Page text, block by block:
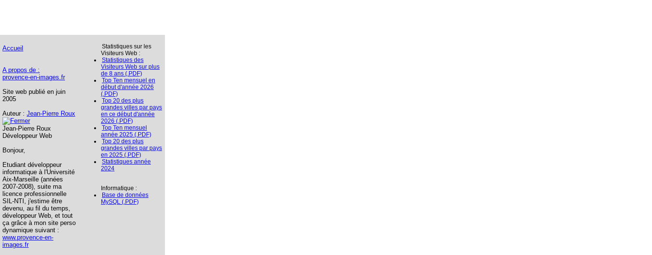
Accueil
A propos de :
provence-en-images.fr
Site web publié en juin
2005
Auteur : Jean-Pierre Roux
Jean-Pierre Roux
Développeur Web
Bonjour,
Etudiant développeur
informatique à l'Université
Aix-Marseille (années
2007-2008), suite ma
licence professionnelle
SIL-NTI, j'estime être
devenu, au fil du temps,
développeur Web, et tout
ça grâce à mon site perso
dynamique suivant :
www.provence-en-
images.fr
Statistiques sur les
Visiteurs Web :
Statistiques des
Visiteurs Web sur plus
de 8 ans (.PDF)
Top Ten mensuel en
début d'année 2026
(.PDF)
Top 20 des plus
grandes villes par pays
en ce début d'année
2026 (.PDF)
Top Ten mensuel
année 2025 (.PDF)
Top 20 des plus
grandes villes par pays
en 2025 (.PDF)
Statistiques année
2024
Informatique :
Base de données
MySQL (.PDF)